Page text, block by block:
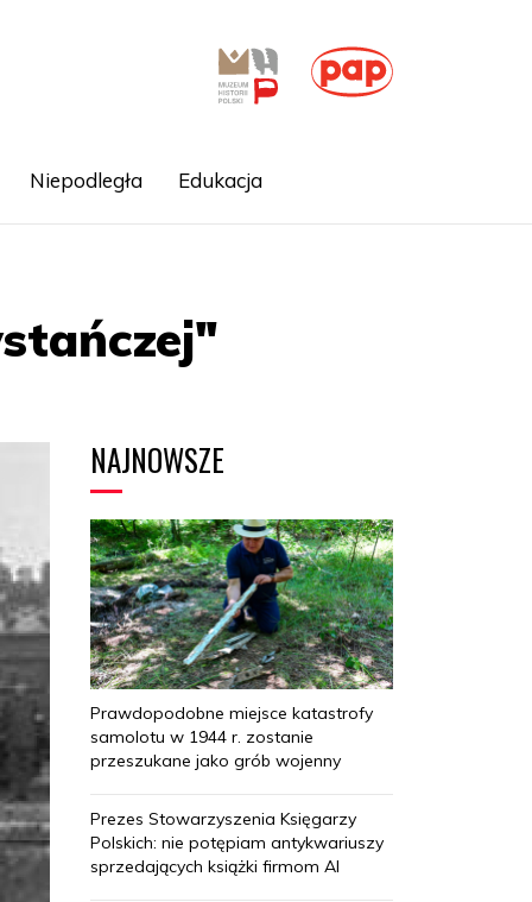
Niepodległa Edukacja
NAJNOWSZE
Prawdopodobne miejsce katastrofy
samolotu w 1944 r. zostanie
przeszukane jako grób wojenny
Prezes Stowarzyszenia Księgarzy
Polskich: nie potępiam antykwariuszy
sprzedających książki firmom AI